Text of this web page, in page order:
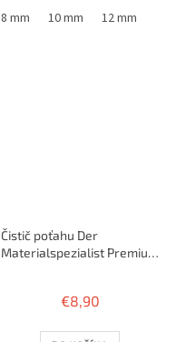
hviezdičiek.
8 mm 10 mm 12 mm
Čistič poťahu Der
Materialspezialist Premium
€8,90